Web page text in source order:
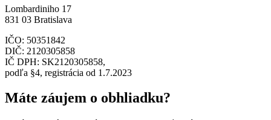
Lombardiniho 17
831 03 Bratislava
IČO: 50351842
DIČ: 2120305858
IČ DPH: SK2120305858,
podľa §4, registrácia od 1.7.2023
Máte záujem o obhliadku?